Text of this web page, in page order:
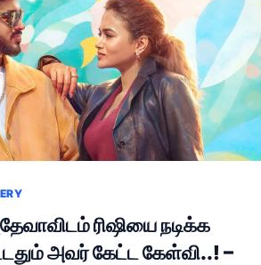
ரிஷியை நடிக்க
அவர் கேட்ட கேள்வி..! –